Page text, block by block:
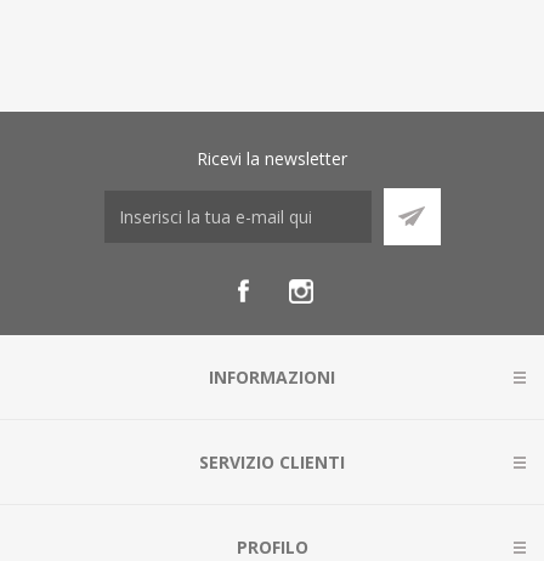
Ricevi la newsletter
INFORMAZIONI
SERVIZIO CLIENTI
PROFILO